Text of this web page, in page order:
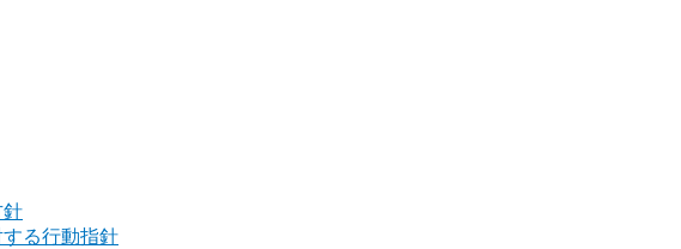
針
る行動指針